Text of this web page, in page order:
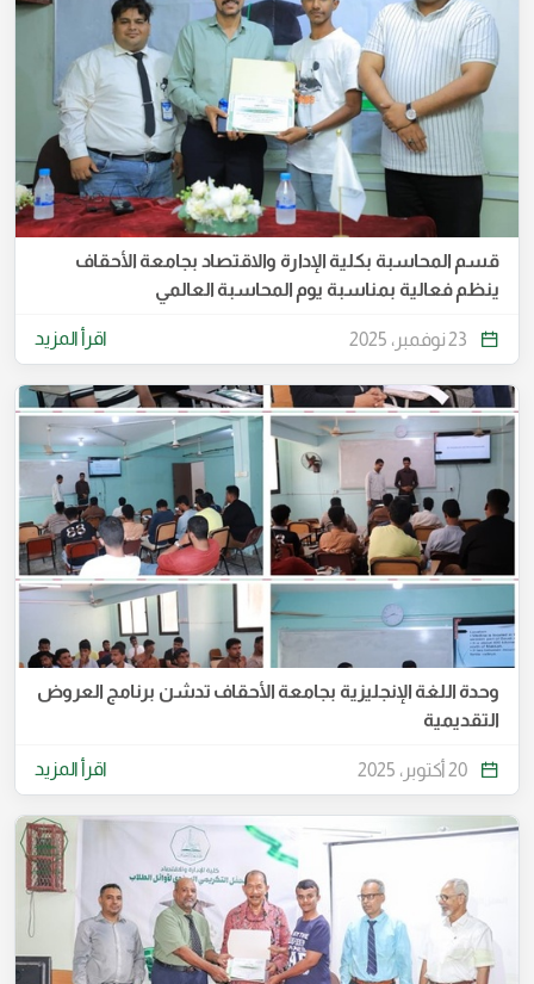
قسم المحاسبة بكلية الإدارة والاقتصاد بجامعة الأحقاف
ينظم فعالية بمناسبة يوم المحاسبة العالمي
23 نوفمبر، 2025 اقرأ المزيد
وحدة اللغة الإنجليزية بجامعة الأحقاف تدشن برنامج العروض
التقديمية
20 أكتوبر، 2025 اقرأ المزيد